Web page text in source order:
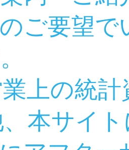
ご要望
上の統
本サイ